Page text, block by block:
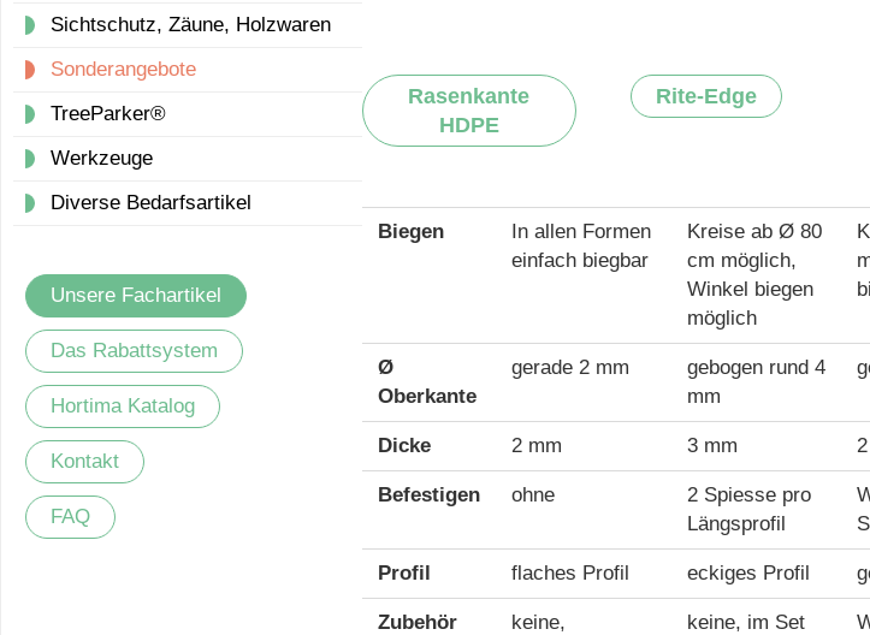
Sichtschutz, Zäune, Holzwaren
Sonderangebote
TreeParker®
Werkzeuge
Diverse Bedarfsartikel
Unsere Fachartikel
Das Rabattsystem
Hortima Katalog
Kontakt
FAQ
Rasenkante
HDPE
Rite-Edge
Biegen
In allen Formen
einfach biegbar
Kreise ab Ø 80
cm möglich,
Winkel biegen
möglich
Ø
Oberkante
gerade 2 mm
gebogen rund 4
mm
Dicke 2 mm 3 mm
Befestigen ohne
2 Spiesse pro
Längsprofil
Profil flaches Profil eckiges Profil
Zubehör
keine,
keine, im Set